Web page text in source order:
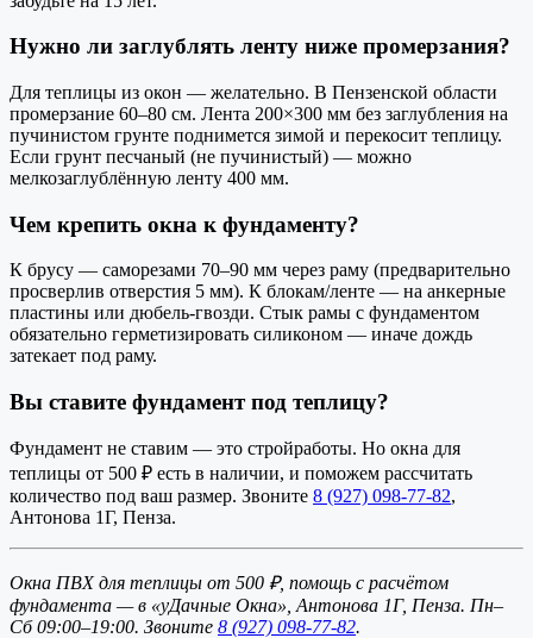
Нужно ли заглублять ленту ниже промерзания?
Для теплицы из окон — желательно. В Пензенской области
промерзание 60–80 см. Лента 200×300 мм без заглубления на
пучинистом грунте поднимется зимой и перекосит теплицу.
Если грунт песчаный (не пучинистый) — можно
мелкозаглублённую ленту 400 мм.
Чем крепить окна к фундаменту?
К брусу — саморезами 70–90 мм через раму (предварительно
просверлив отверстия 5 мм). К блокам/ленте — на анкерные
пластины или дюбель-гвозди. Стык рамы с фундаментом
обязательно герметизировать силиконом — иначе дождь
затекает под раму.
Вы ставите фундамент под теплицу?
Фундамент не ставим — это стройработы. Но окна для
теплицы от 500 ₽ есть в наличии, и поможем рассчитать
количество под ваш размер. Звоните 8 (927) 098-77-82,
Антонова 1Г, Пенза.
Окна ПВХ для теплицы от 500 ₽, помощь с расчётом
фундамента — в «уДачные Окна», Антонова 1Г, Пенза. Пн–
Сб 09:00–19:00. Звоните 8 (927) 098-77-82.